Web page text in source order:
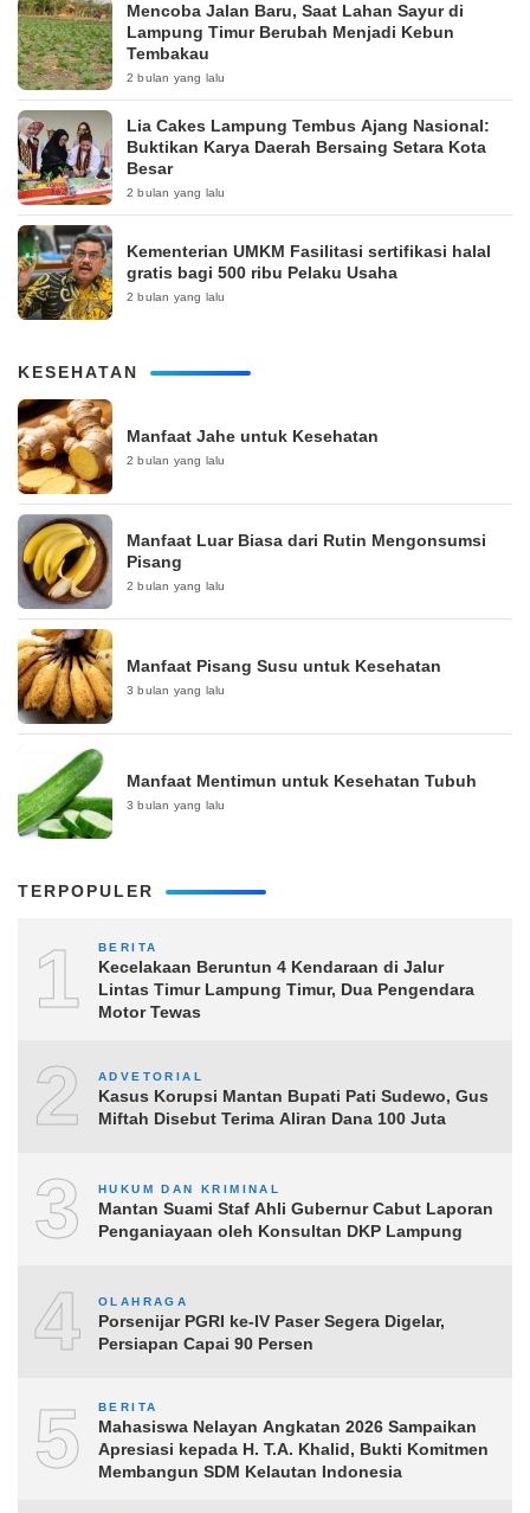
Mencoba Jalan Baru, Saat Lahan Sayur di
Lampung Timur Berubah Menjadi Kebun
Tembakau
2 bulan yang lalu
Lia Cakes Lampung Tembus Ajang Nasional:
Buktikan Karya Daerah Bersaing Setara Kota
Besar
2 bulan yang lalu
Kementerian UMKM Fasilitasi sertifikasi halal
gratis bagi 500 ribu Pelaku Usaha
2 bulan yang lalu
KESEHATAN
Manfaat Jahe untuk Kesehatan
2 bulan yang lalu
Manfaat Luar Biasa dari Rutin Mengonsumsi
Pisang
2 bulan yang lalu
Manfaat Pisang Susu untuk Kesehatan
3 bulan yang lalu
Manfaat Mentimun untuk Kesehatan Tubuh
3 bulan yang lalu
TERPOPULER
1 BERITA
Kecelakaan Beruntun 4 Kendaraan di Jalur
Lintas Timur Lampung Timur, Dua Pengendara
Motor Tewas
2 ADVETORIAL
Kasus Korupsi Mantan Bupati Pati Sudewo, Gus
Miftah Disebut Terima Aliran Dana 100 Juta
3 HUKUM DAN KRIMINAL
Mantan Suami Staf Ahli Gubernur Cabut Laporan
Penganiayaan oleh Konsultan DKP Lampung
4 OLAHRAGA
Porsenijar PGRI ke-IV Paser Segera Digelar,
Persiapan Capai 90 Persen
5 BERITA
Mahasiswa Nelayan Angkatan 2026 Sampaikan
Apresiasi kepada H. T.A. Khalid, Bukti Komitmen
Membangun SDM Kelautan Indonesia